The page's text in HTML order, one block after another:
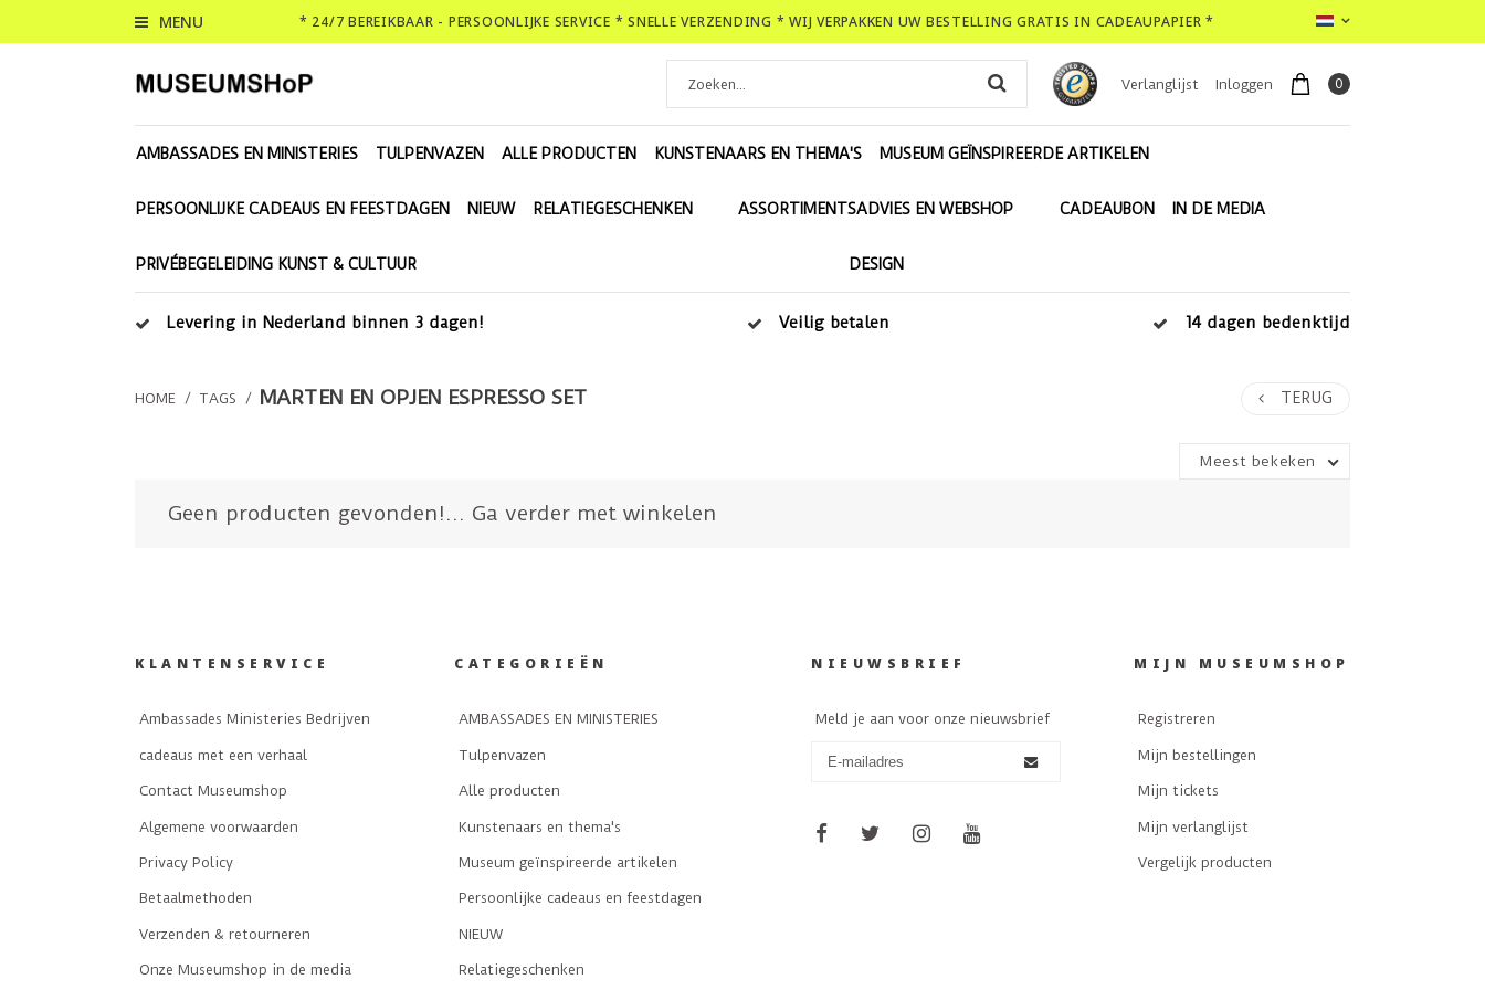
MENU * 24/7 BEREIKBAAR - PERSOONLIJKE SERVICE * SNELLE VERZENDING * WIJ VERPAKKEN UW BESTELLING GRATIS IN CADEAUPAPIER *
Verlanglijst Inloggen 0
AMBASSADES EN MINISTERIES TULPENVAZEN ALLE PRODUCTEN KUNSTENAARS EN THEMA'S MUSEUM GEÏNSPIREERDE ARTIKELEN
PERSOONLIJKE CADEAUS EN FEESTDAGEN NIEUW RELATIEGESCHENKEN ASSORTIMENTSADVIES EN WEBSHOP
DESIGN
CADEAUBON IN DE MEDIA
PRIVÉBEGELEIDING KUNST & CULTUUR
Levering in Nederland binnen 3 dagen! Veilig betalen 14 dagen bedenktijd
HOME / TAGS / MARTEN EN OPJEN ESPRESSO SET TERUG
Meest bekeken
Geen producten gevonden!... Ga verder met winkelen
KLANTENSERVICE
Ambassades Ministeries Bedrijven
cadeaus met een verhaal
Contact Museumshop
Algemene voorwaarden
Privacy Policy
Betaalmethoden
Verzenden & retourneren
Onze Museumshop in de media
CATEGORIEËN
AMBASSADES EN MINISTERIES
Tulpenvazen
Alle producten
Kunstenaars en thema's
Museum geïnspireerde artikelen
Persoonlijke cadeaus en feestdagen
NIEUW
Relatiegeschenken
NIEUWSBRIEF
Meld je aan voor onze nieuwsbrief
MIJN MUSEUMSHOP
Registreren
Mijn bestellingen
Mijn tickets
Mijn verlanglijst
Vergelijk producten